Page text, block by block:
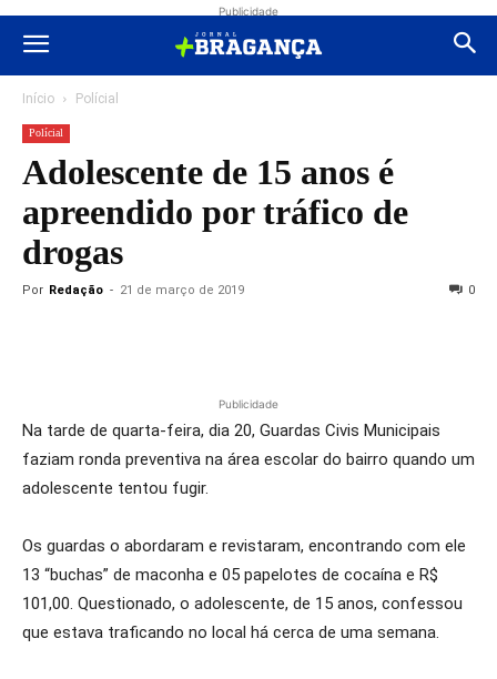
Publicidade
Início Polícial
Polícial
Adolescente de 15 anos é
apreendido por tráfico de
drogas
Por Redação - 21 de março de 2019 0
Publicidade
Na tarde de quarta-feira, dia 20, Guardas Civis Municipais
faziam ronda preventiva na área escolar do bairro quando um
adolescente tentou fugir.
Os guardas o abordaram e revistaram, encontrando com ele
13 “buchas” de maconha e 05 papelotes de cocaína e R$
101,00. Questionado, o adolescente, de 15 anos, confessou
que estava traficando no local há cerca de uma semana.